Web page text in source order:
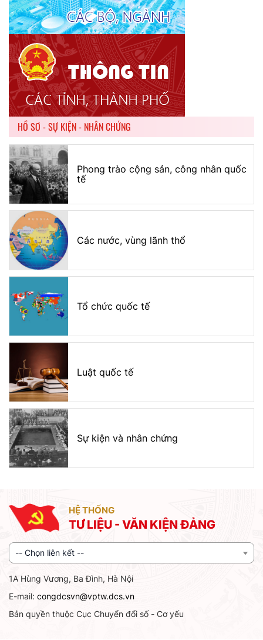
HỒ SƠ - SỰ KIỆN - NHÂN CHỨNG
Phong trào cộng sản, công nhân quốc
tế
Các nước, vùng lãnh thổ
Tổ chức quốc tế
Luật quốc tế
Sự kiện và nhân chứng
HỆ THỐNG
TƯ LIỆU - VĂN KIỆN ĐẢNG
-- Chọn liên kết --
1A Hùng Vương, Ba Đình, Hà Nội
E-mail: congdcsvn@vptw.dcs.vn
Bản quyền thuộc Cục Chuyển đổi số - Cơ yếu